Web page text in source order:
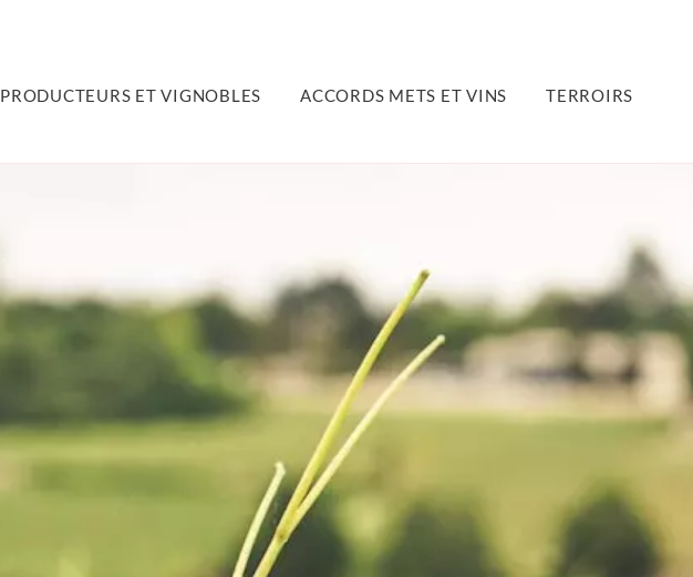
PRODUCTEURS ET VIGNOBLES ACCORDS METS ET VINS TERROIRS